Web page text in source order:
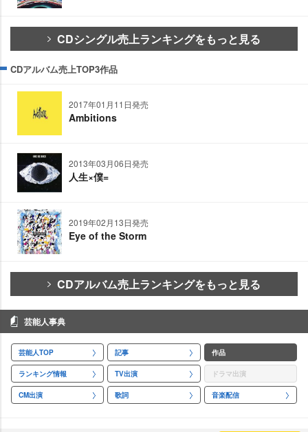
CDシングル売上ランキングをもっと見る
CDアルバム売上TOP3作品
2017年01月11日発売
Ambitions
2013年03月06日発売
人生×僕=
2019年02月13日発売
Eye of the Storm
CDアルバム売上ランキングをもっと見る
芸能人事典
芸能人TOP 記事 作品
ランキング情報 TV出演 ドラマ出演
CM出演 歌詞 音楽配信